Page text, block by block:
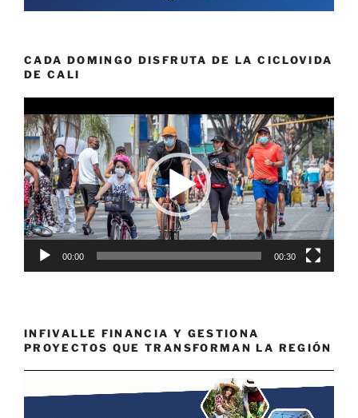
CADA DOMINGO DISFRUTA DE LA CICLOVIDA
DE CALI
de
vídeo
00:00 00:30
INFIVALLE FINANCIA Y GESTIONA
PROYECTOS QUE TRANSFORMAN LA REGIÓN
de